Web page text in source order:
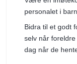
personalet i
Bidra til et godt
selv når
dag når de